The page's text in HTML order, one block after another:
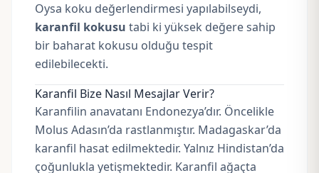
Oysa koku değerlendirmesi yapılabilseydi,
karanfil kokusu tabi ki yüksek değere sahip
bir baharat kokusu olduğu tespit
edilebilecekti.
Karanfil Bize Nasıl Mesajlar Verir?
Karanfilin anavatanı Endonezya’dır. Öncelikle
Molus Adasın’da rastlanmıştır. Madagaskar’da
karanfil hasat edilmektedir. Yalnız Hindistan’da
çoğunlukla yetişmektedir. Karanfil ağaçta